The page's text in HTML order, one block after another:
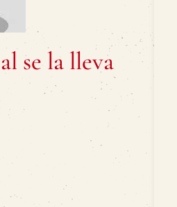
se la lleva